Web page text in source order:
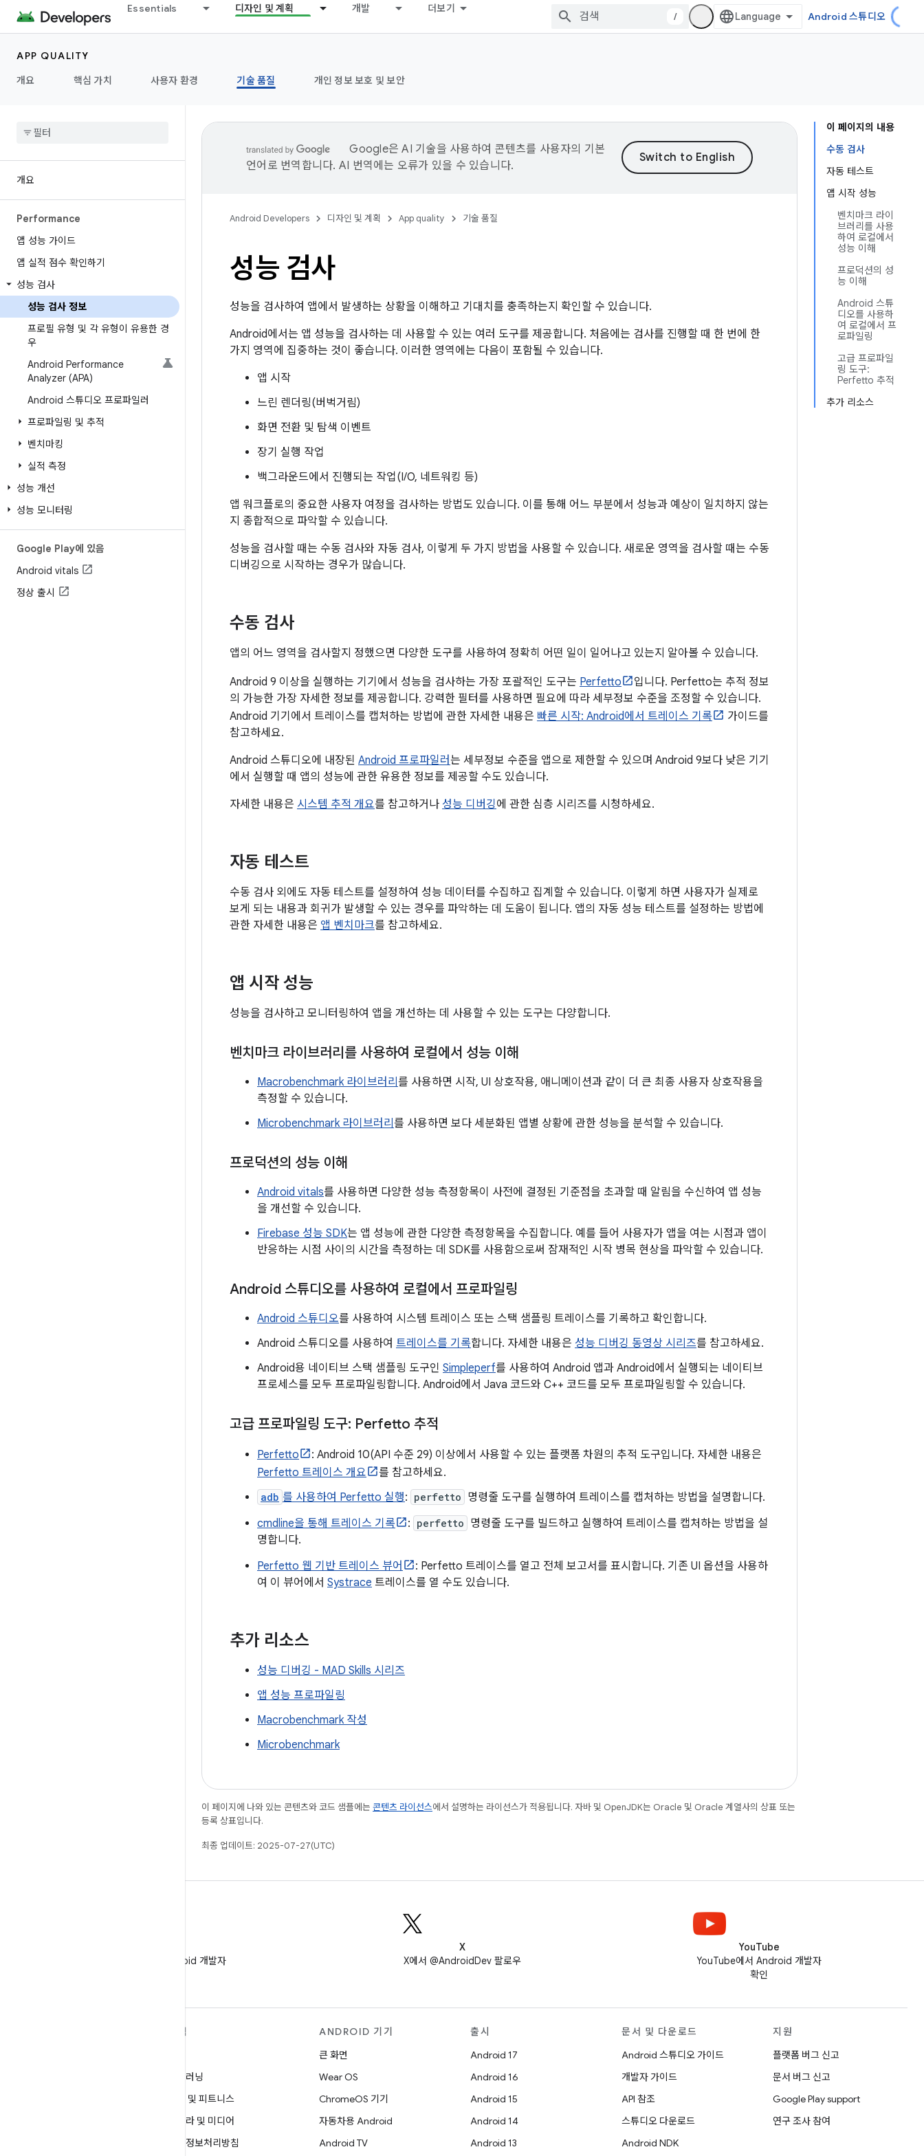
Essentials 디자인 및 계획 개발 더보기
/ Android 스튜디오
APP QUALITY
개요
핵심 가치 사용자 환경 기술 품질 개인 정보 보호 및 보안
개요
Performance
앱 성능 가이드
앱 실적 점수 확인하기
성능 검사
성능 검사 정보
프로필 유형 및 각 유형이 유용한 경
우
Android Performance
Analyzer (APA)
Android 스튜디오 프로파일러
프로파일링 및 추적
벤치마킹
실적 측정
성능 개선
성능 모니터링
Google Play에 있음
Android vitals
정상 출시
이 페이지의 내용
수동 검사
자동 테스트
앱 시작 성능
벤치마크 라이
브러리를 사용
하여 로컬에서
성능 이해
프로덕션의 성
능 이해
Android 스튜
디오를 사용하
여 로컬에서 프
로파일링
고급 프로파일
링 도구:
Perfetto 추적
추가 리소스
Google은 AI 기술을 사용하여 콘텐츠를 사용자의 기본
언어로 번역합니다. AI 번역에는 오류가 있을 수 있습니다.
Android Developers 디자인 및 계획 App quality 기술 품질
성능 검사
성능을 검사하여 앱에서 발생하는 상황을 이해하고 기대치를 충족하는지 확인할 수 있습니다.
Android에서는 앱 성능을 검사하는 데 사용할 수 있는 여러 도구를 제공합니다. 처음에는 검사를 진행할 때 한 번에 한
가지 영역에 집중하는 것이 좋습니다. 이러한 영역에는 다음이 포함될 수 있습니다.
앱 시작
느린 렌더링(버벅거림)
화면 전환 및 탐색 이벤트
장기 실행 작업
백그라운드에서 진행되는 작업(I/O, 네트워킹 등)
앱 워크플로의 중요한 사용자 여정을 검사하는 방법도 있습니다. 이를 통해 어느 부분에서 성능과 예상이 일치하지 않는
지 종합적으로 파악할 수 있습니다.
성능을 검사할 때는 수동 검사와 자동 검사, 이렇게 두 가지 방법을 사용할 수 있습니다. 새로운 영역을 검사할 때는 수동
디버깅으로 시작하는 경우가 많습니다.
수동 검사
앱의 어느 영역을 검사할지 정했으면 다양한 도구를 사용하여 정확히 어떤 일이 일어나고 있는지 알아볼 수 있습니다.
Android 9 이상을 실행하는 기기에서 성능을 검사하는 가장 포괄적인 도구는 Perfetto
입니다. Perfetto는 추적 정보
의 가능한 가장 자세한 정보를 제공합니다. 강력한 필터를 사용하면 필요에 따라 세부정보 수준을 조정할 수 있습니다.
Android 기기에서 트레이스를 캡처하는 방법에 관한 자세한 내용은 빠른 시작: Android에서 트레이스 기록
가이드를
참고하세요.
Android 스튜디오에 내장된 Android 프로파일러 는 세부정보 수준을 앱으로 제한할 수 있으며 Android 9보다 낮은 기기
에서 실행할 때 앱의 성능에 관한 유용한 정보를 제공할 수도 있습니다.
자세한 내용은 시스템 추적 개요를 참고하거나 성능 디버깅에 관한 심층 시리즈를 시청하세요.
자동 테스트
수동 검사 외에도 자동 테스트를 설정하여 성능 데이터를 수집하고 집계할 수 있습니다. 이렇게 하면 사용자가 실제로
보게 되는 내용과 회귀가 발생할 수 있는 경우를 파악하는 데 도움이 됩니다. 앱의 자동 성능 테스트를 설정하는 방법에
관한 자세한 내용은 앱 벤치마크를 참고하세요.
앱 시작 성능
성능을 검사하고 모니터링하여 앱을 개선하는 데 사용할 수 있는 도구는 다양합니다.
벤치마크 라이브러리를 사용하여 로컬에서 성능 이해
Macrobenchmark 라이브러리 를 사용하면 시작, UI 상호작용, 애니메이션과 같이 더 큰 최종 사용자 상호작용을
측정할 수 있습니다.
Microbenchmark 라이브러리 를 사용하면 보다 세분화된 앱별 상황에 관한 성능을 분석할 수 있습니다.
프로덕션의 성능 이해
Android vitals를 사용하면 다양한 성능 측정항목이 사전에 결정된 기준점을 초과할 때 알림을 수신하여 앱 성능
을 개선할 수 있습니다.
Firebase 성능 SDK는 앱 성능에 관한 다양한 측정항목을 수집합니다. 예를 들어 사용자가 앱을 여는 시점과 앱이
반응하는 시점 사이의 시간을 측정하는 데 SDK를 사용함으로써 잠재적인 시작 병목 현상을 파악할 수 있습니다.
Android 스튜디오를 사용하여 로컬에서 프로파일링
Android 스튜디오를 사용하여 시스템 트레이스 또는 스택 샘플링 트레이스를 기록하고 확인합니다.
Android 스튜디오를 사용하여 트레이스를 기록합니다. 자세한 내용은 성능 디버깅 동영상 시리즈를 참고하세요.
Android용 네이티브 스택 샘플링 도구인 Simpleperf를 사용하여 Android 앱과 Android에서 실행되는 네이티브
프로세스를 모두 프로파일링합니다. Android에서 Java 코드와 C++ 코드를 모두 프로파일링할 수 있습니다.
고급 프로파일링 도구: Perfetto 추적
Perfetto
: Android 10(API 수준 29) 이상에서 사용할 수 있는 플랫폼 차원의 추적 도구입니다. 자세한 내용은
Perfetto 트레이스 개요
를 참고하세요.
adb 를 사용하여 Perfetto 실행: perfetto 명령줄 도구를 실행하여 트레이스를 캡처하는 방법을 설명합니다.
cmdline을 통해 트레이스 기록
: perfetto 명령줄 도구를 빌드하고 실행하여 트레이스를 캡처하는 방법을 설
명합니다.
Perfetto 웹 기반 트레이스 뷰어
: Perfetto 트레이스를 열고 전체 보고서를 표시합니다. 기존 UI 옵션을 사용하
여 이 뷰어에서 Systrace 트레이스를 열 수도 있습니다.
추가 리소스
성능 디버깅 - MAD Skills 시리즈
앱 성능 프로파일링
Macrobenchmark 작성
Microbenchmark
이 페이지에 나와 있는 콘텐츠와 코드 샘플에는 콘텐츠 라이선스에서 설명하는 라이선스가 적용됩니다. 자바 및 OpenJDK는 Oracle 및 Oracle 계열사의 상표 또는
등록 상표입니다.
최종 업데이트: 2025-07-27(UTC)
WeChat에서 Android 개발자
X
X에서 @AndroidDev 팔로우
YouTube
YouTube에서 Android 개발자
확인
탐색
머신러닝
건강 및 피트니스
카메라 및 미디어
개인정보처리방침
ANDROID 기기
큰 화면
Wear OS
ChromeOS 기기
자동차용 Android
Android TV
출시
Android 17
Android 16
Android 15
Android 14
Android 13
문서 및 다운로드
Android 스튜디오 가이드
개발자 가이드
API 참조
스튜디오 다운로드
Android NDK
지원
플랫폼 버그 신고
문서 버그 신고
Google Play support
연구 조사 참여